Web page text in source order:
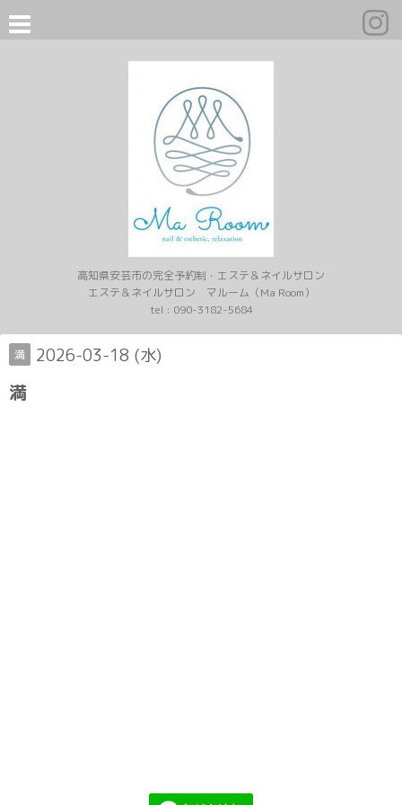
高知県安芸市の完全予約制・エステ＆ネイルサロン
エステ＆ネイルサロン マルーム（Ma Room）
tel : 090-3182-5684
満 2026-03-18 (水)
満